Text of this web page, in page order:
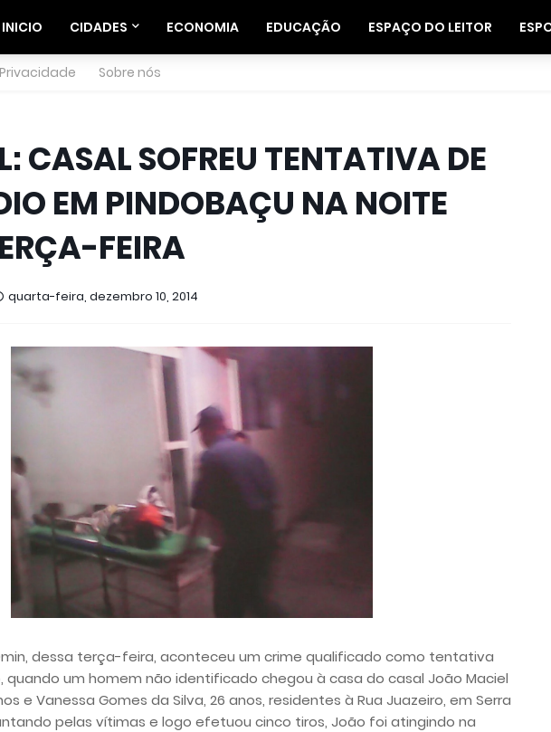
INICIO CIDADES ECONOMIA EDUCAÇÃO ESPAÇO DO LEITOR
Sobre nós
CASAL SOFREU TENTATIVA DE
EM PINDOBAÇU NA NOITE
FEIRA
quarta-feira, dezembro 10, 2014
dessa terça-feira, aconteceu um crime qualificado como tentativa
quando um homem não identificado chegou à casa do casal João Maciel
e Vanessa Gomes da Silva, 26 anos, residentes à Rua Juazeiro, em Serra
pelas vítimas e logo efetuou cinco tiros, João foi atingindo na